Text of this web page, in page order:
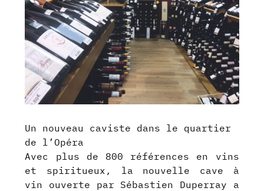
Un nouveau caviste dans le quartier
de l’Opéra
Avec plus de 800 références en vins
et spiritueux, la nouvelle cave à
vin ouverte par Sébastien Duperray a